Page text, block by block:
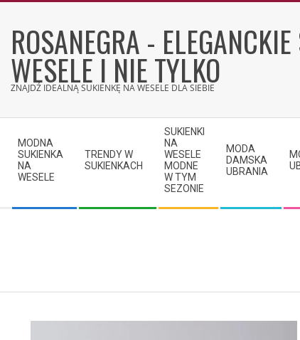
contentROSANEGRA -
WESELE I NIE TYLKO
ZNAJDŹ IDEALNĄ SUKIENKĘ NA WESELE DLA SIEBIE
Navigation
Menu
MODNA
SUKIENKA
NA
WESELE
TRENDY W
SUKIENKACH
SUKIENKI
NA
WESELE
MODNE
W TYM
SEZONIE
MODA
DAMSKA
UBRANIA